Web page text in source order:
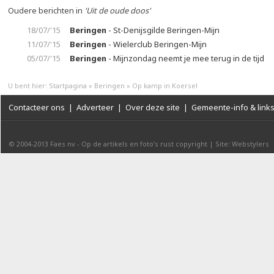
Oudere berichten in 'Uit de oude doos'
18/07/'15
Beringen - St-Denijsgilde Beringen-Mijn
11/07/'15
Beringen - Wielerclub Beringen-Mijn
05/07/'15
Beringen - Mijnzondag neemt je mee terug in de tijd
U bent hier: Startpagina » Beringen » Op kamp in Koersel
Contacteer ons | Adverteer | Over deze site | Gemeente-info & links
© 2004-2013 Faes nv - Op de artikels en foto’s rust copyright | Site: Webstylers